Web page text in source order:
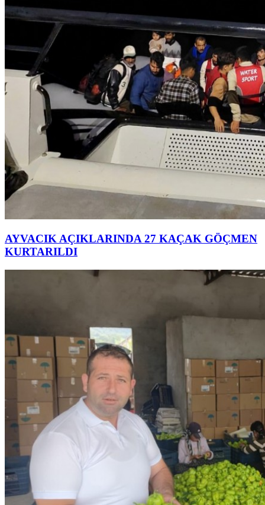
AYVACIK AÇIKLARINDA 27 KAÇAK GÖÇMEN
KURTARILDI